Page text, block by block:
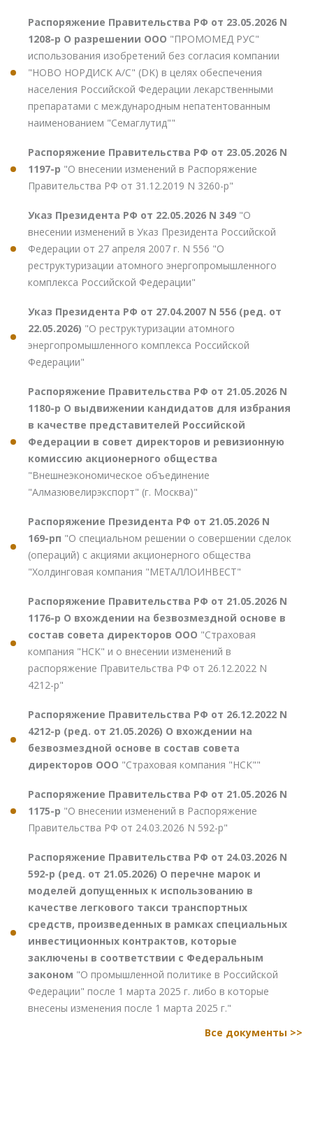
Распоряжение Правительства РФ от 23.05.2026 N
1208-р О разрешении ООО "ПРОМОМЕД РУС"
использования изобретений без согласия компании
"НОВО НОРДИСК А/С" (DK) в целях обеспечения
населения Российской Федерации лекарственными
препаратами с международным непатентованным
наименованием "Семаглутид""
Распоряжение Правительства РФ от 23.05.2026 N
1197-р "О внесении изменений в Распоряжение
Правительства РФ от 31.12.2019 N 3260-р"
Указ Президента РФ от 22.05.2026 N 349 "О
внесении изменений в Указ Президента Российской
Федерации от 27 апреля 2007 г. N 556 "О
реструктуризации атомного энергопромышленного
комплекса Российской Федерации"
Указ Президента РФ от 27.04.2007 N 556 (ред. от
22.05.2026) "О реструктуризации атомного
энергопромышленного комплекса Российской
Федерации"
Распоряжение Правительства РФ от 21.05.2026 N
1180-р О выдвижении кандидатов для избрания
в качестве представителей Российской
Федерации в совет директоров и ревизионную
комиссию акционерного общества
"Внешнеэкономическое объединение
"Алмазювелирэкспорт" (г. Москва)"
Распоряжение Президента РФ от 21.05.2026 N
169-рп "О специальном решении о совершении сделок
(операций) с акциями акционерного общества
"Холдинговая компания "МЕТАЛЛОИНВЕСТ"
Распоряжение Правительства РФ от 21.05.2026 N
1176-р О вхождении на безвозмездной основе в
состав совета директоров ООО "Страховая
компания "НСК" и о внесении изменений в
распоряжение Правительства РФ от 26.12.2022 N
4212-р"
Распоряжение Правительства РФ от 26.12.2022 N
4212-р (ред. от 21.05.2026) О вхождении на
безвозмездной основе в состав совета
директоров ООО "Страховая компания "НСК""
Распоряжение Правительства РФ от 21.05.2026 N
1175-р "О внесении изменений в Распоряжение
Правительства РФ от 24.03.2026 N 592-р"
Распоряжение Правительства РФ от 24.03.2026 N
592-р (ред. от 21.05.2026) О перечне марок и
моделей допущенных к использованию в
качестве легкового такси транспортных
средств, произведенных в рамках специальных
инвестиционных контрактов, которые
заключены в соответствии с Федеральным
законом "О промышленной политике в Российской
Федерации" после 1 марта 2025 г. либо в которые
внесены изменения после 1 марта 2025 г."
Все документы >>